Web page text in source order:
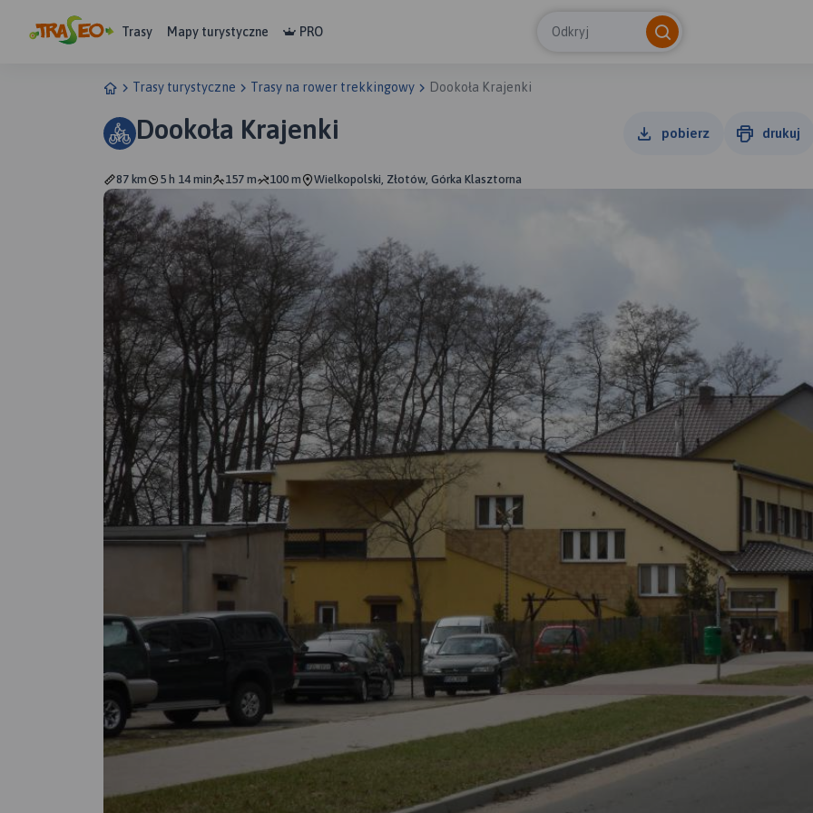
Trasy Mapy turystyczne PRO Odkryj
Trasy turystyczne Trasy na rower trekkingowy Dookoła Krajenki
Dookoła Krajenki pobierz drukuj
87 km 5 h 14 min 157 m 100 m Wielkopolski, Złotów, Górka Klasztorna